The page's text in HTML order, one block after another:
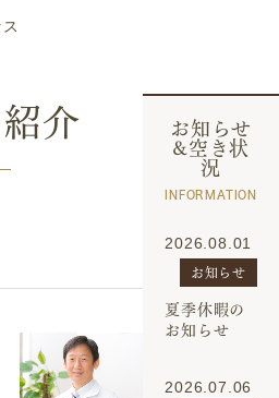
介 お知らせ
&空き状
況
INFORMATION
2026.08.01
お知らせ
夏季休暇の
お知らせ
2026.07.06